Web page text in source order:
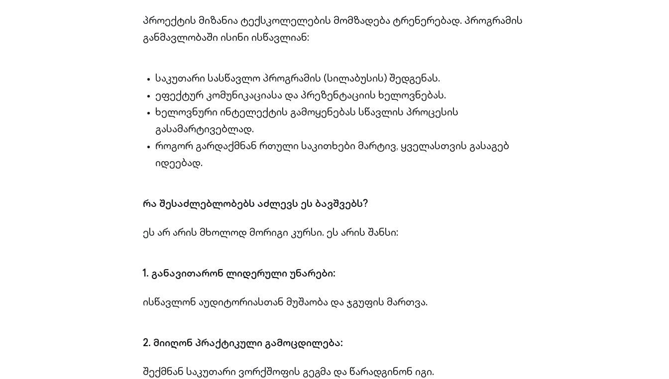
პროექტის მიზანია ტექსკოლელების მომზადება ტრენერებად. პროგრამის
განმავლობაში ისინი ისწავლიან:
საკუთარი სასწავლო პროგრამის (სილაბუსის) შედგენას.
ეფექტურ კომუნიკაციასა და პრეზენტაციის ხელოვნებას.
ხელოვნური ინტელექტის გამოყენებას სწავლის პროცესის
გასამარტივებლად.
როგორ გარდაქმნან რთული საკითხები მარტივ, ყველასთვის გასაგებ
იდეებად.
რა შესაძლებლობებს აძლევს ეს ბავშვებს?
ეს არ არის მხოლოდ მორიგი კურსი. ეს არის შანსი:
1. განავითარონ ლიდერული უნარები:
ისწავლონ აუდიტორიასთან მუშაობა და ჯგუფის მართვა.
2. მიიღონ პრაქტიკული გამოცდილება:
შექმნან საკუთარი ვორქშოფის გეგმა და წარადგინონ იგი.